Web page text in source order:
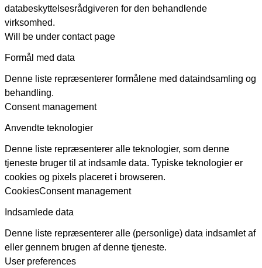
databeskyttelsesrådgiveren for den behandlende
virksomhed.
Will be under contact page
Formål med data
Denne liste repræsenterer formålene med dataindsamling og
behandling.
Consent management
Anvendte teknologier
Denne liste repræsenterer alle teknologier, som denne
tjeneste bruger til at indsamle data. Typiske teknologier er
cookies og pixels placeret i browseren.
CookiesConsent management
Indsamlede data
Denne liste repræsenterer alle (personlige) data indsamlet af
eller gennem brugen af denne tjeneste.
User preferences